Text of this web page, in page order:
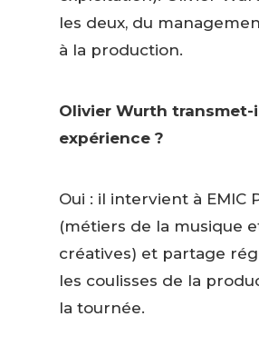
les deux, du
à la production.
Olivier Wurth transmet-
expérience ?
Oui : il intervient à EMIC
(métiers de la musique
créatives) et partage
les coulisses de la
la tournée.